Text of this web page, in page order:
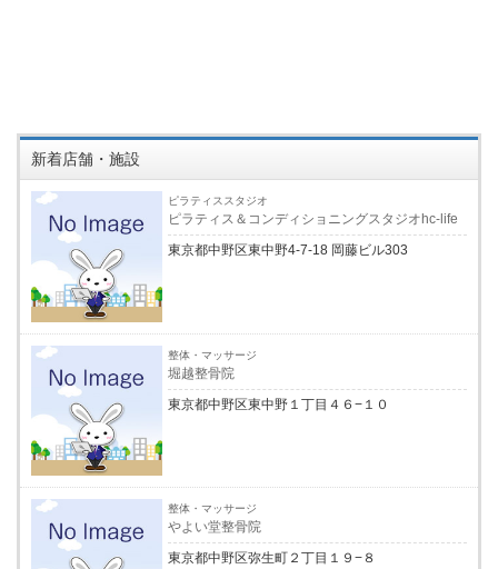
新着店舗・施設
ピラティススタジオ
ピラティス＆コンディショニングスタジオhc-life
東京都中野区東中野4-7-18 岡藤ビル303
整体・マッサージ
堀越整骨院
東京都中野区東中野１丁目４６−１０
整体・マッサージ
やよい堂整骨院
東京都中野区弥生町２丁目１９−８